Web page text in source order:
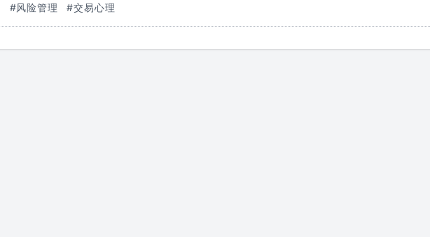
#风险管理 #交易心理